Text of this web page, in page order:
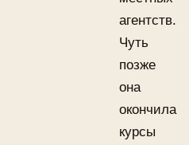
агентств.
Чуть
позже
она
окончила
курсы